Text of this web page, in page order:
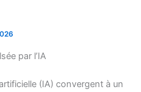
par l’IA
(IA) convergent à un